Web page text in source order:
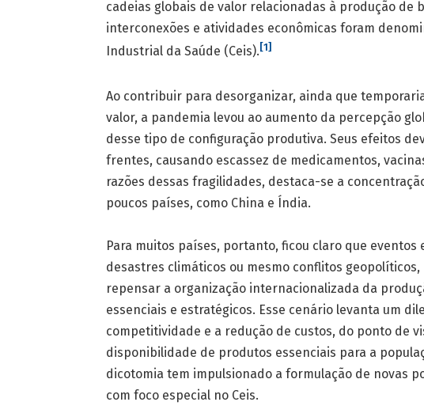
cadeias globais de valor relacionadas à produção de
interconexões e atividades econômicas foram
Industrial da Saúde (Ceis). [1]
Ao contribuir para desorganizar, ainda que
valor, a pandemia levou ao aumento da percepção
desse tipo de configuração produtiva. Seus efeitos
frentes, causando escassez de medicamentos,
razões dessas fragilidades, destaca-se a
poucos países, como China e Índia.
Para muitos países, portanto, ficou claro que
desastres climáticos ou mesmo conflitos
repensar a organização internacionalizada da
essenciais e estratégicos. Esse cenário levanta um
competitividade e a redução de custos, do ponto de
disponibilidade de produtos essenciais para a
dicotomia tem impulsionado a formulação de novas
com foco especial no Ceis.